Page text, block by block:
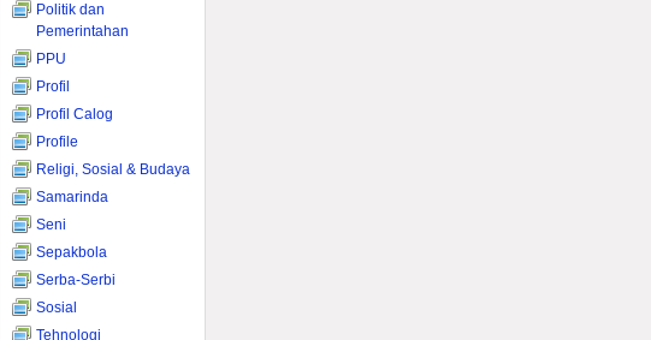
Politik dan
Pemerintahan
PPU
Profil
Profil Calog
Profile
Religi, Sosial & Budaya
Samarinda
Seni
Sepakbola
Serba-Serbi
Sosial
Tehnologi